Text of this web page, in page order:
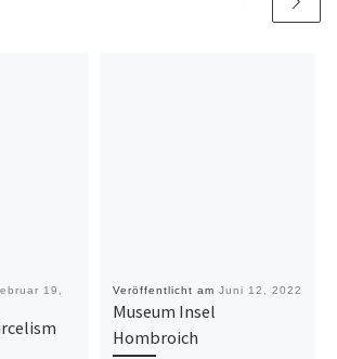
19,
Veröffentlicht am Juni 12, 2022
Museum Insel
Hombroich